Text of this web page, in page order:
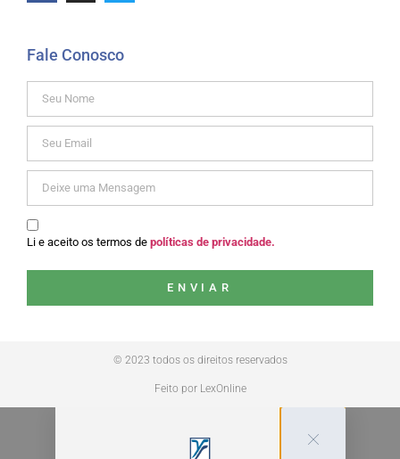
Fale Conosco
Li e aceito os termos de políticas de privacidade.
ENVIAR
© 2023 todos os direitos reservados
Feito por LexOnline